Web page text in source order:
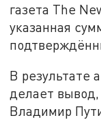
газета The
указанная
В результате
делает
Владимир